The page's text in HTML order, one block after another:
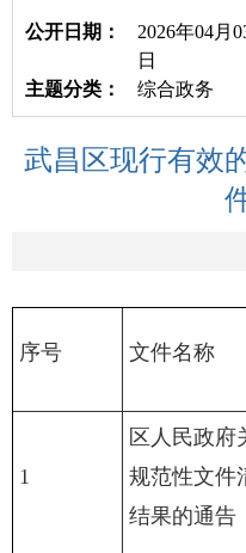
公开日期：
2026年04月
日
主题分类： 综合政务
武昌区现行有效
序号 文件名称
1
区人民政府
规范性文件
结果的通告